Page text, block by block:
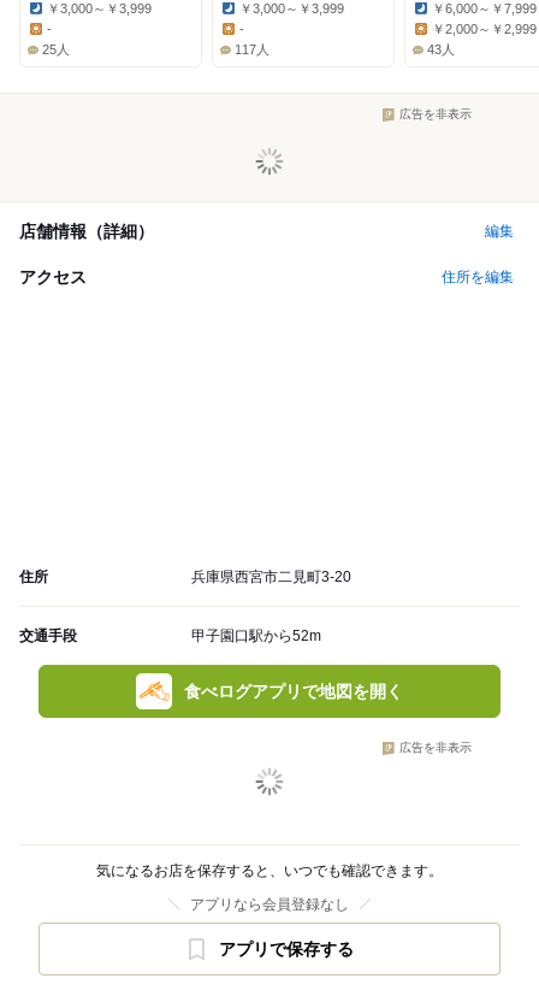
Dinner:
￥3,000～￥3,999
Lunch:
-
25人
Dinner:
￥3,000～￥3,999
-
117人
Dinner:
￥6,000～￥7,999
Lunch:
￥2,000～￥2,999
43人
広告を非表示
店舗情報（詳細） 編集
アクセス 住所を編集
住所 兵庫県西宮市二見町3-20
交通手段 甲子園口駅から52m
食べログアプリで地図を開く
広告を非表示
気になるお店を保存すると、いつでも確認できます。
アプリなら会員登録なし
アプリで保存する